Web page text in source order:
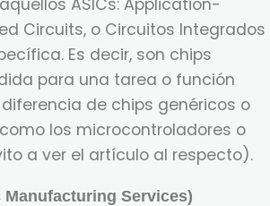
ASICs: Application-
Circuits, o Circuitos Integrados
Es decir, son chips
para una tarea o función
de chips genéricos o
los microcontroladores o
a ver el artículo al respecto).
Manufacturing Services)